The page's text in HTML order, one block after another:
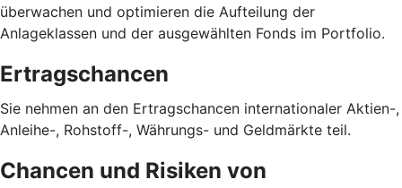
überwachen und optimieren die Aufteilung der
Anlageklassen und der ausgewählten Fonds im Portfolio.
Ertragschancen
Sie nehmen an den Ertragschancen internationaler Aktien-,
Anleihe-, Rohstoff-, Währungs- und Geldmärkte teil.
Chancen und Risiken von